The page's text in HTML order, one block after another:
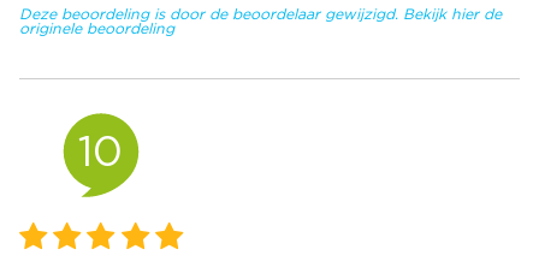
Deze beoordeling is door de beoordelaar gewijzigd. Bekijk hier de
originele beoordeling
10